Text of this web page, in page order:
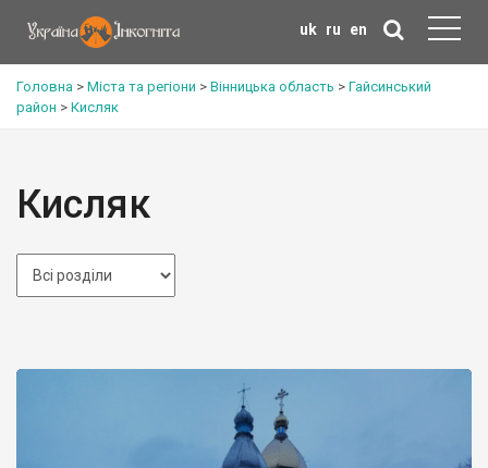
uk ru en
Головна > Міста та регіони > Вінницька область > Гайсинський
район > Кисляк
Кисляк